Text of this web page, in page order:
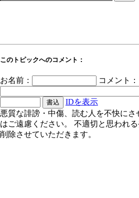
このトピックへのコメント：
お名前：
コメント：
IDを表示
悪質な誹謗・中傷、読む人を不快に
はご遠慮ください。 不適切と思われ
削除させていただきます。